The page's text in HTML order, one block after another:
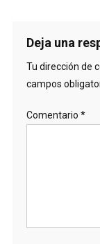
Deja una
Tu dirección de
campos
Comentario *